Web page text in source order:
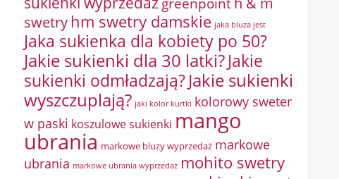
swetryhm swetry damskie jaka bluza jest
Jaka sukienka dla kobiety po 50?
Jakie sukienki dla 30 latki?Jakie
sukienki odmładzają?Jakie sukienki
wyszczuplają? jaki kolor kurtki kolorowy sweter
w paski koszulowe sukienki mango
ubrania markowe bluzy wyprzedaż markowe
ubrania markowe ubrania wyprzedaż mohito swetry